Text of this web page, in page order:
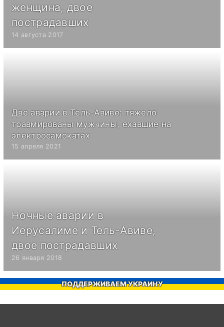
женщина, двое
пострадавших
14 августа 2017
Две аварии в Тель-Авиве: тяжело
травмированы мужчины, ехавшие на
электросамокатах
15 апреля 2021
Ночные аварии в
Иерусалиме и Тель-Авиве,
двое пострадавших
26 января 2018
ПОДДЕРЖИВАЕМ УКРАИНУ